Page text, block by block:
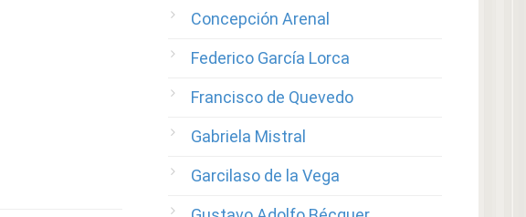
Concepción Arenal
Federico García Lorca
Francisco de Quevedo
Gabriela Mistral
Garcilaso de la Vega